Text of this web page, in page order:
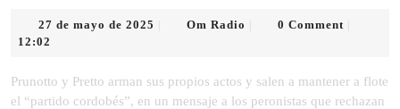
27 de mayo de 2025
2025
Om Radio 0 Comment
12:02
Prunotto y Pretto arman sus propios actos y salen a mantener a flote
el “partido cordobés”, en un mensaje a los peronistas que rechazan